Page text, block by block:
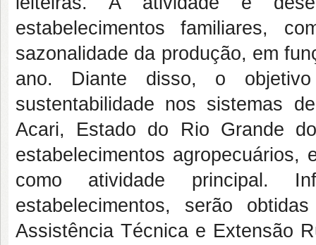
estabelecimentos familiares,
sazonalidade da produção, em
ano. Diante disso, o
sustentabilidade nos sistemas
Acari, Estado do Rio Grande
estabelecimentos agropecuários,
como atividade principal.
estabelecimentos, serão
Assistência Técnica e Extensão